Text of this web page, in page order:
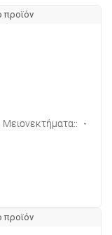
προϊόν
Μειονεκτήματα: -
προϊόν